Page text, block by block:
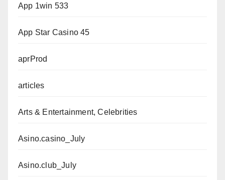
App 1win 533
App Star Casino 45
aprProd
articles
Arts & Entertainment, Celebrities
Asino.casino_July
Asino.club_July